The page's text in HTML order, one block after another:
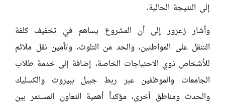
إلى النتيجة الحالية.
وأشار زعرور إلى أن المشروع يساهم في تخفيف كلفة
التنقل على المواطنين، والحد من التلوث، وتأمين نقل ملائم
للأشخاص ذوي الاحتياجات الخاصة، إضافة إلى خدمة طلاب
الجامعات والموظفين عبر ربط جبيل ببيروت والكسليك
والحدث ومناطق أخرى، مؤكداً أهمية التعاون المستمر بين